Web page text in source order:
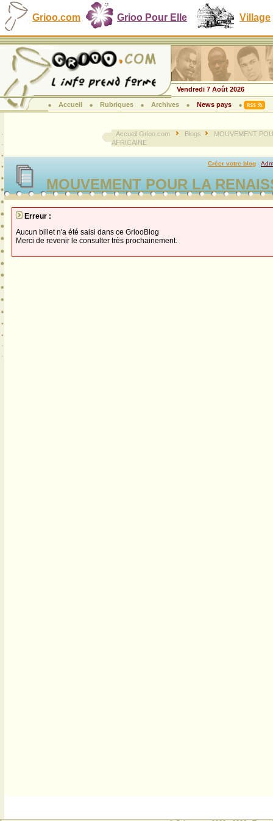
Grioo.com Grioo Pour Elle Village
Vendredi 7 Août 2026
Accueil Rubriques Archives News pays
Accueil Grioo.com Blogs
MOUVEMENT
AFRICAINE
MOUVEMENT POUR LA
Créer votre blog
Erreur :
Aucun billet n'a été saisi dans ce GriooBlog
Merci de revenir le consulter très prochainement.